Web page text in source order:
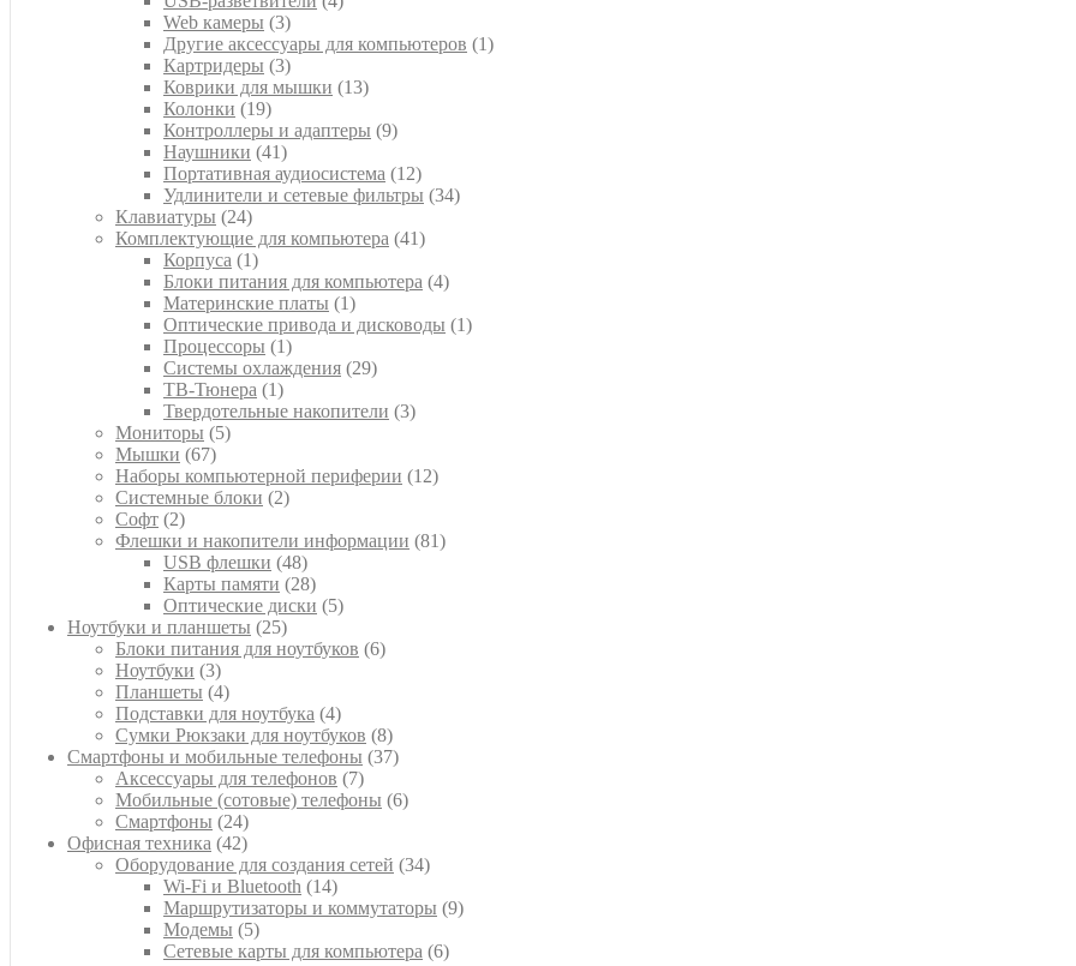
Web камеры 33
товара
Другие аксессуары для компьютеров 11
Картридеры 33
товара
Коврики для мышки 1313
Колонки 1919
товаров
Контроллеры и адаптеры 99
Наушники 4141
товар
Портативная аудиосистема 1212
товаров
Удлинители и сетевые фильтры 3434
Клавиатуры 2424
товара
Комплектующие для компьютера 4141
Корпуса 11
товар
Блоки питания для компьютера 44
Материнские платы 11
товар
Оптические привода и дисководы 11
Процессоры 11
товар
Системы охлаждения 2929
ТВ-Тюнера 11
товар
Твердотельные накопители 33
Мониторы 55
Мышки 6767
товаров
Наборы компьютерной периферии 1212
Системные блоки 22
Софт 22
товара
Флешки и накопители информации 8181
USB флешки 4848
товаров
Карты памяти 2828
товаров
Оптические диски 55
Ноутбуки и планшеты 2525
товаров
Блоки питания для ноутбуков 66
Ноутбуки 33
товара
Планшеты 44
товара
Подставки для ноутбука 44
товара
Сумки Рюкзаки для ноутбуков 88
товаров
Смартфоны и мобильные телефоны 3737
Аксессуары для телефонов 77
товаров
Мобильные (сотовые) телефоны 66
Смартфоны 2424
товара
Офисная техника 4242
товара
Оборудование для создания сетей 3434
Wi-Fi и Bluetooth 1414
товаров
Маршрутизаторы и коммутаторы 99
Модемы 55
товаров
Сетевые карты для компьютера 66